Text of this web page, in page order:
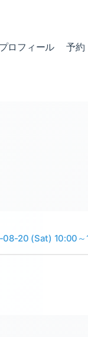
プロフィール 予約
08-20 (Sat) 10:00～